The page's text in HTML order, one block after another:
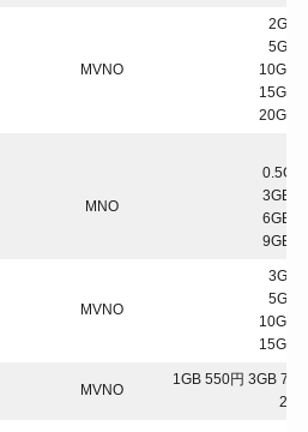
MVNO
2GB
5GB
10GB
15GB
20GB
MNO
0.5GB
3GB
6GB
9GB
MVNO
3GB
5GB
10GB
15GB
MVNO
1GB 550円 3GB